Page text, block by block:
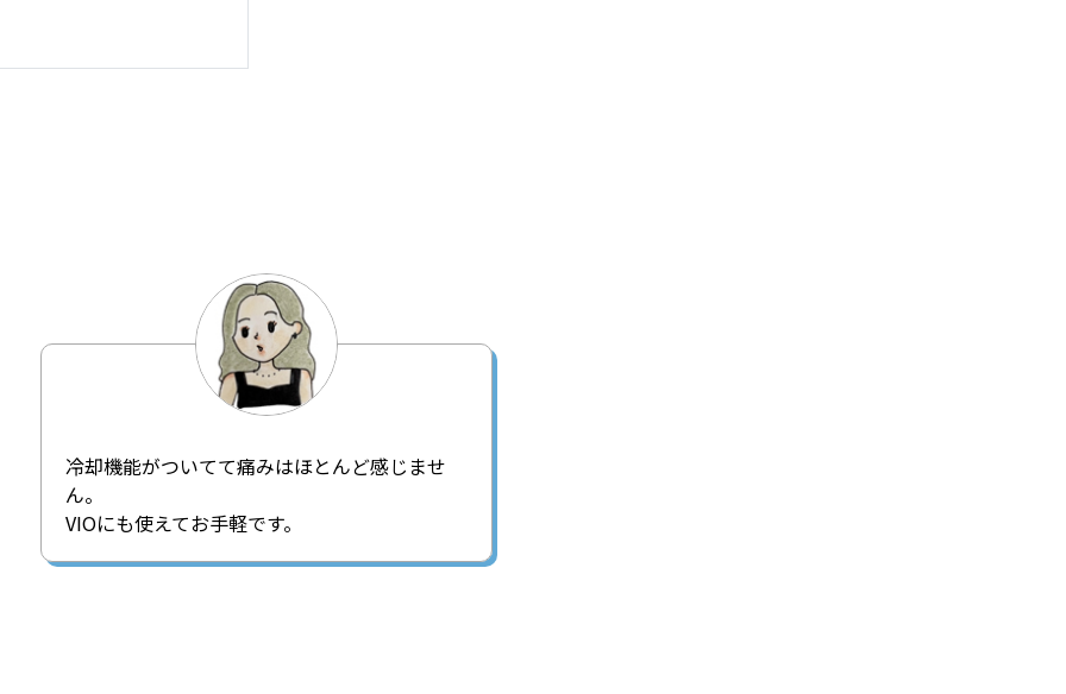
冷却機能がついてて痛みはほとんど感じませ
ん。
VIOにも使えてお手軽です。